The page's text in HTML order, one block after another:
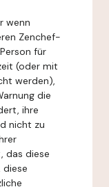
wenn
Zenchef-
für
(oder mit
werden),
die
ihre
nicht zu
das diese
diese